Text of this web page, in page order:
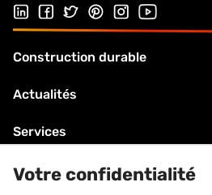
Suivez-nous sur LinkedIn
Suivez-nous sur Facebook
Follow us on Twitter
Suivez-nous sur
Suivez-nous sur
Visiter notre
Construction durable
Actualités
Services
Enveloppe du bâtiment
Votre confidentialité